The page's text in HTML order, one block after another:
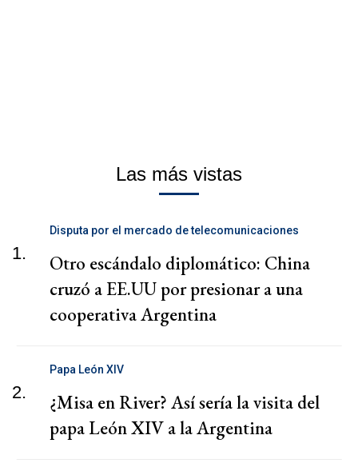
Las más vistas
1.
Disputa por el mercado de telecomunicaciones
Otro escándalo diplomático: China
cruzó a EE.UU por presionar a una
cooperativa Argentina
2.
Papa León XIV
¿Misa en River? Así sería la visita del
papa León XIV a la Argentina